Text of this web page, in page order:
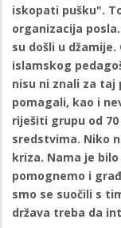
iskopati pušku".
organizacija
su došli u
islamskog
nisu ni znali za taj
pomagali, kao i
riješiti grupu od
sredstvima. Niko
kriza. Nama je
pomognemo i
smo se suočili s
država treba da